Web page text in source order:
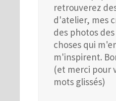
retrouverez
d'atelier, mes
des photos
choses qui
m'inspirent.
(et merci pour
mots glissés)